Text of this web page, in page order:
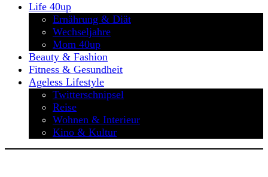
Life 40up
Ernährung & Diät
Wechseljahre
Mom 40up
Beauty & Fashion
Fitness & Gesundheit
Ageless Lifestyle
Twitterschnipsel
Reise
Wohnen & Interieur
Kino & Kultur